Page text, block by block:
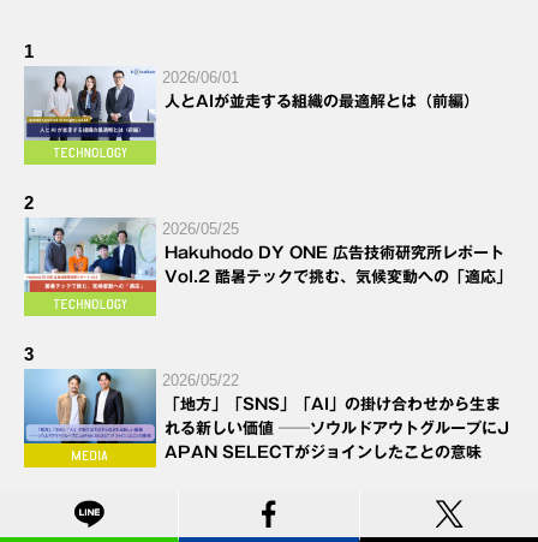
1
2026/06/01
人とAIが並走する組織の最適解とは（前編）
2
2026/05/25
Hakuhodo DY ONE 広告技術研究所レポート
Vol.2 酷暑テックで挑む、気候変動への「適応」
3
2026/05/22
「地方」「SNS」「AI」の掛け合わせから生ま
れる新しい価値 ──ソウルドアウトグループにJ
APAN SELECTがジョインしたことの意味